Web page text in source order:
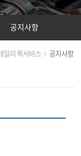
공지사항
일리 퀵서비스 공지사항